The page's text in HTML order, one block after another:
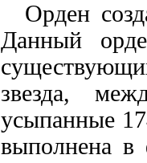
Орден
Данный
звезда,
усыпанные
выполнена в